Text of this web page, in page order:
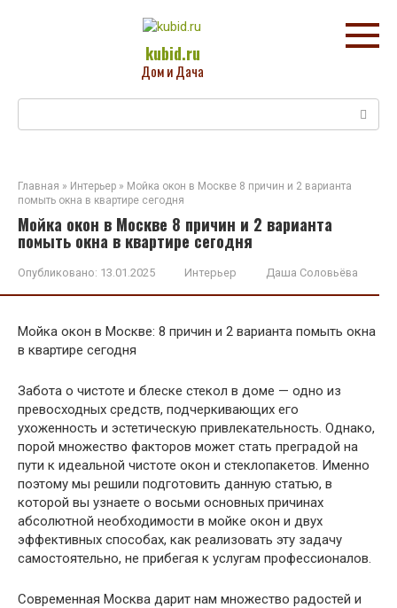
kubid.ru
Дом и Дача
Главная » Интерьер » Мойка окон в Москве 8 причин и 2 варианта
помыть окна в квартире сегодня
Мойка окон в Москве 8 причин и 2 варианта
помыть окна в квартире сегодня
Опубликовано: 13.01.2025 Интерьер Даша Соловьёва
Мойка окон в Москве: 8 причин и 2 варианта помыть окна
в квартире сегодня
Забота о чистоте и блеске стекол в доме — одно из
превосходных средств, подчеркивающих его
ухоженность и эстетическую привлекательность. Однако,
порой множество факторов может стать преградой на
пути к идеальной чистоте окон и стеклопакетов. Именно
поэтому мы решили подготовить данную статью, в
которой вы узнаете о восьми основных причинах
абсолютной необходимости в мойке окон и двух
эффективных способах, как реализовать эту задачу
самостоятельно, не прибегая к услугам профессионалов.
Современная Москва дарит нам множество радостей и